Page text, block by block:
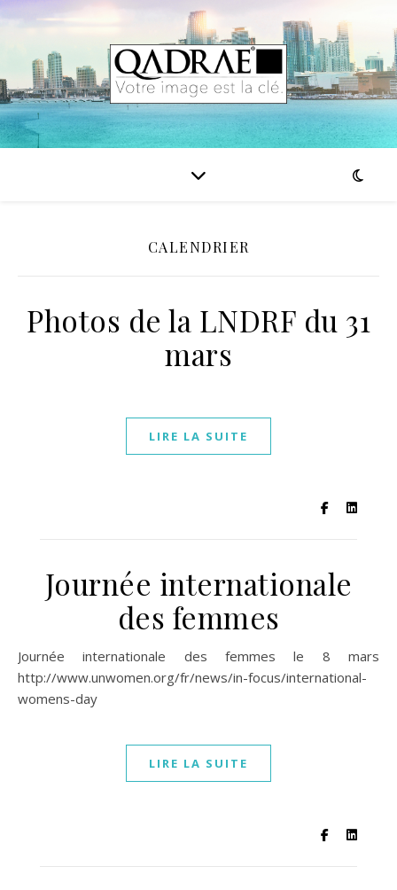
CALENDRIER
Photos de la LNDRF du 31
mars
LIRE LA SUITE
Journée internationale
des femmes
Journée internationale des femmes le 8 mars
http://www.unwomen.org/fr/news/in-focus/international-
womens-day
LIRE LA SUITE